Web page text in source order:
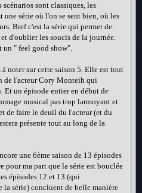
sont classiques, les
une série où l'on se sent bien, où les
Bref c'est la série qui permet de
et d'oublier les soucis de la journée.
un " feel good show".
noter sur cette saison 5. Elle est tout
de l'acteur Cory Monteih qui
Et un épisode entier en début de
musical pas trop larmoyant et
de faire le deuil du l'acteur (et du
présente tout au long de la
une 6ème saison de 13 épisodes
pour ma part que la série est bouclée
épisodes 12 et 13 (qui
la série) concluent de belle manière